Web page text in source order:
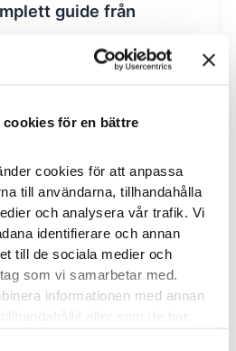
för en bättre
cookies för att anpassa
till användarna, tillhandahålla
och analysera vår trafik. Vi
identifierare och annan
till de sociala medier och
som vi samarbetar med.
informationen med annan
guide från
köket. Köket är den plats